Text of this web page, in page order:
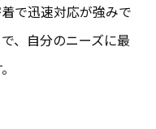
で迅速対応が強みで
、自分のニーズに最